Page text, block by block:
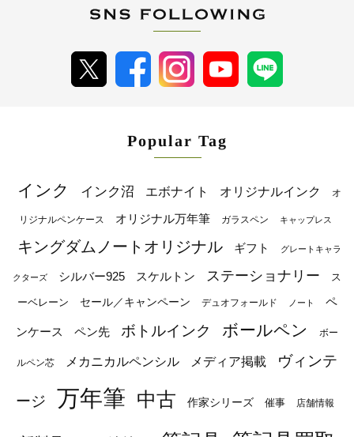
Popular Tag
インク インク沼 エボナイト オリジナルインク オ
リジナルペンケース オリジナル万年筆 ガラスペン キャップレス
キングダムノートオリジナル ギフト グレートキャラ
クターズ シルバー925 スケルトン ステーショナリー ス
ーベレーン セール／キャンペーン デュオフォールド ノート ペ
ンケース ペン先 ボトルインク ボールペン ボー
ルペン芯 メカニカルペンシル メディア掲載 ヴィンテ
ージ 万年筆 中古 作家シリーズ 催事 店舗情報